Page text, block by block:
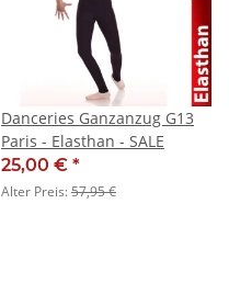
Danceries Ganzanzug G13
Paris - Elasthan - SALE
25,00 € *
Alter Preis:57,95 €